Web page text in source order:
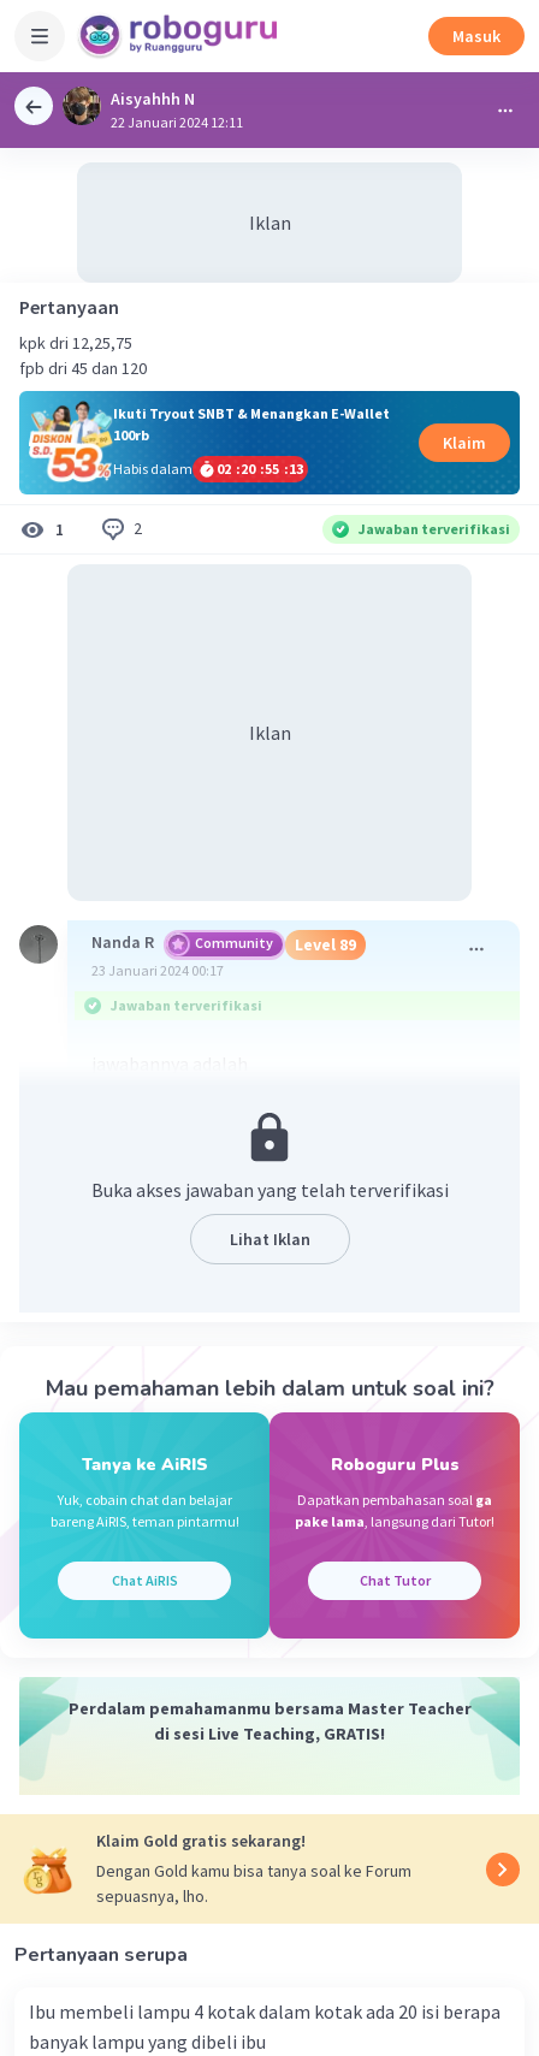
Masuk
Aisyahhh N
22 Januari 2024 12:11
Iklan
Pertanyaan
kpk dri 12,25,75
fpb dri 45 dan 120
Ikuti Tryout SNBT & Menangkan E-Wallet
100rb
Habis dalam
02 :20 :55 :13
Klaim
1 2 Jawaban terverifikasi
Iklan
Nanda R Community Level 89
23 Januari 2024 00:17
Jawaban terverifikasi
Nana N Level 41
Haloo, ini jawabannya yaaa. Kalo kamu ada yang
belum kamu pahami, bisa tanya ajaa
Beri Rating·0.0(0) Balas
Buka akses jawaban yang telah terverifikasi
Lihat Iklan
Mau pemahaman lebih dalam untuk soal ini?
Tanya ke AiRIS
Yuk, cobain chat dan belajar
bareng AiRIS, teman pintarmu!
Chat AiRIS
Roboguru Plus
Dapatkan pembahasan soal ga
pake lama, langsung dari Tutor!
Chat Tutor
Perdalam pemahamanmu bersama Master Teacher
di sesi Live Teaching, GRATIS!
Klaim Gold gratis sekarang!
Dengan Gold kamu bisa tanya soal ke Forum
sepuasnya, lho.
Pertanyaan serupa
Ibu membeli lampu 4 kotak dalam kotak ada 20 isi berapa
banyak lampu yang dibeli ibu